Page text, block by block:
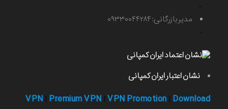
مدیر بازرگانی: ۰۹۳۳۰۰۴۴۲۸۴
نشان اعتبار ایران کمپانی
VPN Premium VPN VPN Promotion Download